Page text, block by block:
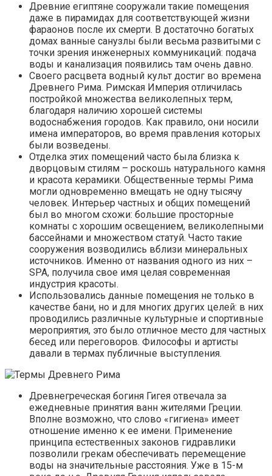
Древние египтяне сооружали такие помещения
даже в пирамидах для соответствующей жизни
фараонов после их смерти. В достаточно богатых
домах ванные санузлы были весьма развитыми с
точки зрения инженерных коммуникаций: подача
воды и канализация появились там очень давно.
Своего расцвета водный культ достиг во времена
Древнего Рима. Римская Империя отличилась
постройкой множества великолепных терм,
благодаря наличию хорошей системы
водоснабжения городов. Как правило, они носили
имена императоров, во время правления которых
были возведены.
Отделка этих помещений часто была близка к
дворцовым стилям – роскошь натурального камня
и красота керамики. Общественные термы Рима
могли одновременно вмещать не одну тысячу
человек. Интерьер частных и общих помещений
был во многом схожи: большие просторные
комнаты с хорошим освещением, великолепными
бассейнами и множеством статуй. Часто такие
сооружения возводились вблизи минеральных
источников. Именно от названия одного из них –
SPA, получила свое имя целая современная
индустрия красоты.
Использовались данные помещения не только в
качестве бани, но и для многих других целей: в них
проводились различные культурные и спортивные
мероприятия, это было отличное место для частных
бесед или переговоров. Философы и артисты
давали в термах публичные выступления.
Древнегреческая богиня Гигея отвечала за
ежедневные принятия ванн жителями Греции.
Вполне возможно, что слово «гигиена» имеет
отношение именно к ее имени. Применение
принципа естественных законов гидравлики
позволили грекам обеспечивать перемещение
воды на значительные расстояния. Уже в 15-м